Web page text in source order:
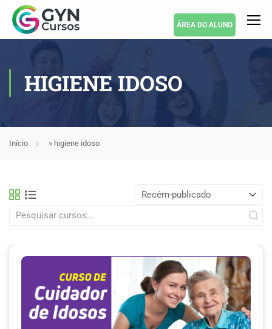
ÁREA DO ALUNO
HIGIENE IDOSO
Início » higiene idoso